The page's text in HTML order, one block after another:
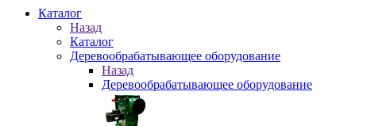
Каталог
Назад
Каталог
Деревообрабатывающее оборудование
Назад
Деревообрабатывающее оборудование